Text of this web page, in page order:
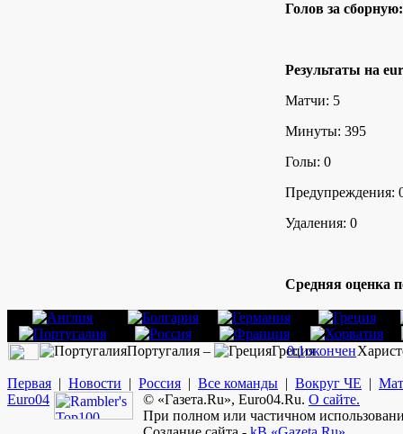
Голов за сборную:
Результаты на
Матчи: 5
Минуты: 395
Голы: 0
Предупреждения:
Удаления: 0
Средняя оценка
Португалия – Греция
0:1окончен
Первая | Новости | Россия | Все команды | Вокруг ЧЕ |
Euro04 © «Газета.Ru», Euro04.Ru. О сайте.
При полном или частичном